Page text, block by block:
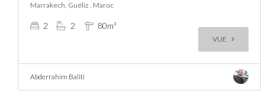
Marrakech, Guéliz , Maroc
2 2 80m²
VUE
Abderrahim Baliti